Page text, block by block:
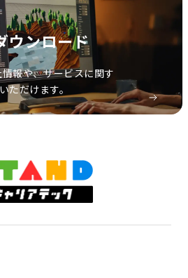
ウンロード
報や、サービスに関す
ただけます。